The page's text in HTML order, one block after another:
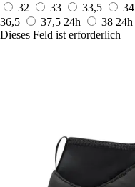
32
33 33,5 34
36,5
37,5 24h 38 24h
Dieses Feld ist erforderlich